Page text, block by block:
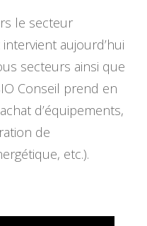
le secteur
aujourd’hui
secteurs ainsi que
Conseil prend en
d’équipements,
de
etc.).